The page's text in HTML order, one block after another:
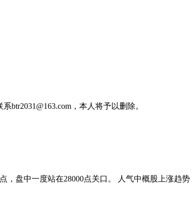
，本人将予以删除。
，盘中一度站在28000点关口。 人气中概股上涨趋势